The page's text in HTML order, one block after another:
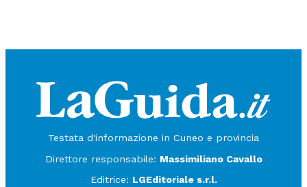
Testata d'informazione in Cuneo e provincia
Direttore responsabile: Massimiliano Cavallo
Editrice: LGEditoriale s.r.l.